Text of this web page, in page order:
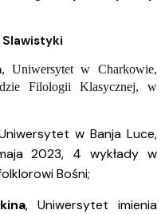
, Uniwersytet w Charkowie,
Filologii Klasycznej, w
w Banja Luce,
2023, 4 wykłady w
Bośni;
, Uniwersytet imienia